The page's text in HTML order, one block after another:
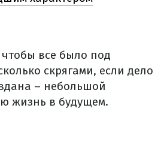
все было под
скрягами, если дело
– небольшой
жизнь в будущем.